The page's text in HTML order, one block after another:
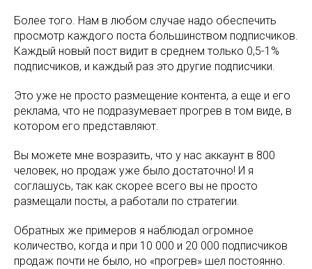
Более того. Нам в любом случае надо обеспечить
просмотр каждого поста большинством подписчиков.
Каждый новый пост видит в среднем только 0,5-1%
подписчиков, и каждый раз это другие подписчики.
Это уже не просто размещение контента, а еще и его
реклама, что не подразумевает прогрев в том виде, в
котором его представляют.
Вы можете мне возразить, что у нас аккаунт в 800
человек, но продаж уже было достаточно! И я
соглашусь, так как скорее всего вы не просто
размещали посты, а работали по стратегии.
Обратных же примеров я наблюдал огромное
количество, когда и при 10 000 и 20 000 подписчиков
продаж почти не было, но «прогрев» шел постоянно.